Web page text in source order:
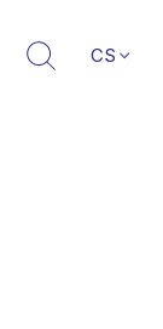
CS